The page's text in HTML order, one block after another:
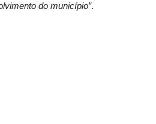
do município”.